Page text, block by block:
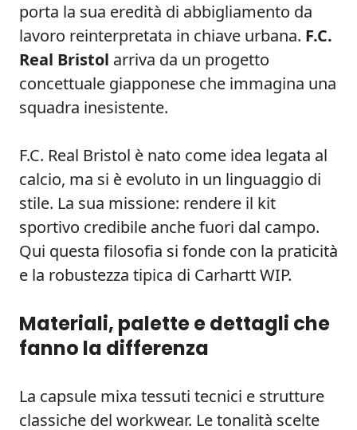
porta la sua eredità di abbigliamento da
lavoro reinterpretata in chiave urbana. F.C.
Real Bristol arriva da un progetto
concettuale giapponese che immagina una
squadra inesistente.
F.C. Real Bristol è nato come idea legata al
calcio, ma si è evoluto in un linguaggio di
stile. La sua missione: rendere il kit
sportivo credibile anche fuori dal campo.
Qui questa filosofia si fonde con la praticità
e la robustezza tipica di Carhartt WIP.
Materiali, palette e dettagli che
fanno la differenza
La capsule mixa tessuti tecnici e strutture
classiche del workwear. Le tonalità scelte